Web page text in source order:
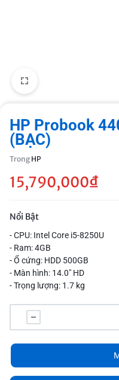
HP Probook
(BẠC)
Trong HP
15,790,000₫
Nổi Bật
- CPU: Intel Core i5-8250U
- Ram: 4GB
- Ổ cứng: HDD 500GB
- Màn hình: 14.0" HD
- Trọng lượng: 1.7 kg